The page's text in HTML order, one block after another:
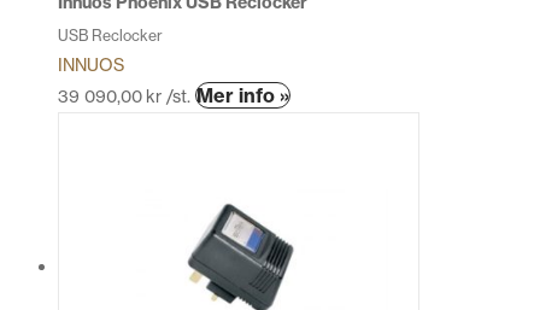
USB Reclocker
INNUOS
39 090,00 kr /st. Mer info »Den
De